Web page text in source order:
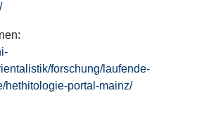
forschung/laufende-
hethitologie-portal-mainz/